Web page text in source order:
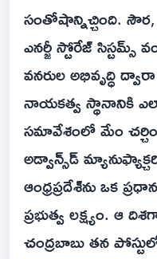
సంతోషాన్నిచ్చింది.
ఎనర్జీ స్టోరేజ్ సిస్టమ్స్
వనరుల అభివృద్ధి
నాయకత్వ స్థానానికి
సమావేశంలో మేం
అడ్వాన్స్‌డ్
ఆంధ్రప్రదేశ్‌ను ఒక
ప్రభుత్వ లక్ష్యం. ఆ
చంద్రబాబు తన